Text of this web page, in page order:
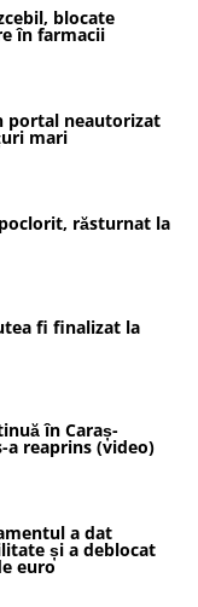
blocate
în farmacii
portal neautorizat
mari
răsturnat la
fi finalizat la
în Caraș-
a reaprins (video)
a dat
și a deblocat
euro